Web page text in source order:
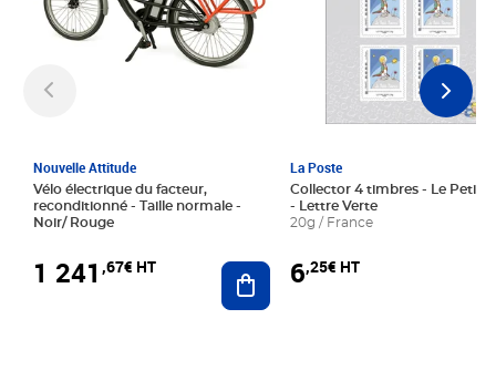
Nouvelle Attitude
Vélo électrique du facteur,
reconditionné - Taille normale -
Noir/ Rouge
1 241 ,67€ HT Ajouter au panier
La Poste
Collector 4 timbres - Le Petit
- Lettre Verte
20g / France
6,25€ HT